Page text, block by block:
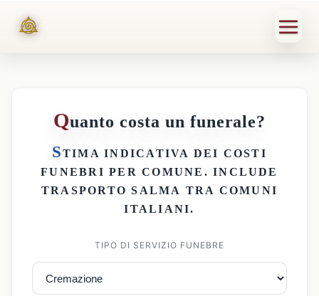
Quanto costa un funerale?
STIMA INDICATIVA DEI COSTI
FUNEBRI PER COMUNE . INCLUDE
TRASPORTO SALMA TRA COMUNI
ITALIANI.
TIPO DI SERVIZIO FUNEBRE